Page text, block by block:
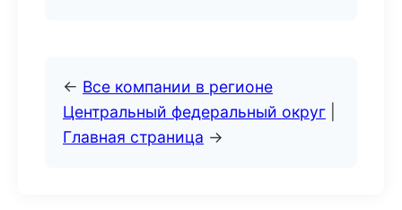
← Все компании в регионе
Центральный федеральный округ
Главная страница →